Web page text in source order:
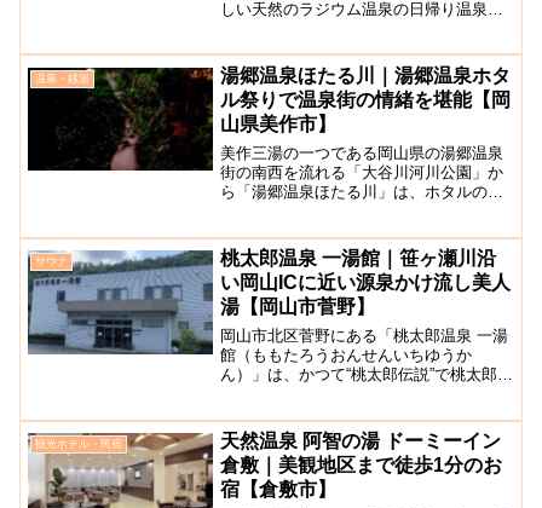
しい天然のラジウム温泉の日帰り温泉施
庭園をしつらえており、四季折々の蒜山
高原の風を感じながら...
温泉・銭湯
湯郷温泉ほたる川｜湯郷温泉ホタ
ル祭りで温泉街の情緒を堪能【岡
山県美作市】
美作三湯の一つである岡山県の湯郷温泉
街の南西を流れる「大谷川河川公園」か
ら「湯郷温泉ほたる川」は、ホタルの鑑
催され、大谷川に飛び交うホタルと温泉
情緒を堪能できます。大...
サウナ
桃太郎温泉 一湯館｜笹ヶ瀬川沿
い岡山ICに近い源泉かけ流し美人
湯【岡山市菅野】
岡山市北区菅野にある「桃太郎温泉 一湯
館（ももたろうおんせんいちゆうか
ん）」は、かつて“桃太郎伝説”で桃太郎が
気軽に源泉かけ流しの湯（加温のみ）を
堪能することができます...
観光ホテル・民宿
天然温泉 阿智の湯 ドーミーイン
倉敷｜美観地区まで徒歩1分のお
宿【倉敷市】